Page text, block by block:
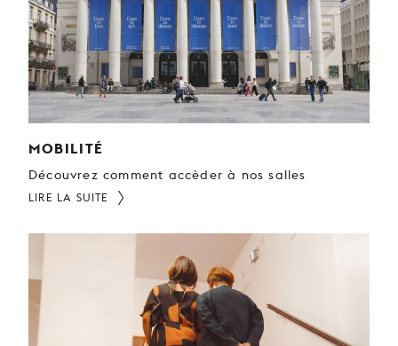
JEUNE
PUBLIC
LA
MONNAIE
MOBILITÉ
Découvrez comment accèder à nos salles
LIRE LA SUITE